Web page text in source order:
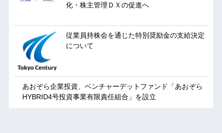
化・株主管理ＤＸの促進へ
従業員持株会を通じた特別奨励金の支給決定
について
あおぞら企業投資、ベンチャーデットファンド「あおぞら
HYBRID4号投資事業有限責任組合」を設立